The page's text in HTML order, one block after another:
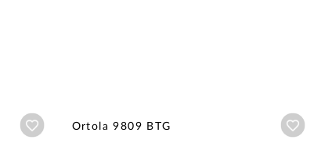
Añadir a wishlist
Ortola 9809 BTG